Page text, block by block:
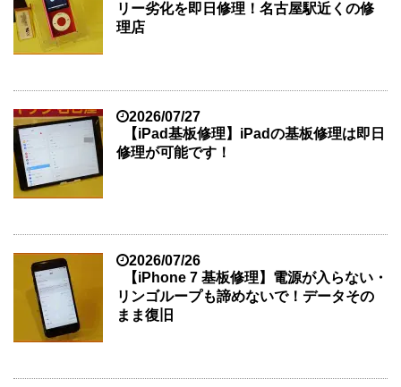
リー劣化を即日修理！名古屋駅近くの修
理店
2026/07/27
【iPad基板修理】iPadの基板修理は即日
修理が可能です！
2026/07/26
【iPhone 7 基板修理】電源が入らない・
リンゴループも諦めないで！データその
まま復旧